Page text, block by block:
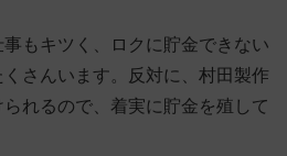
もキツく、ロクに貯金できない
さんいます。反対に、村田製作
れるので、着実に貯金を殖して